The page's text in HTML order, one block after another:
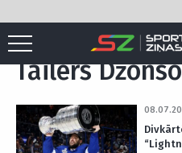
Sākums Birka "Tailers Džonsons"
Tailers